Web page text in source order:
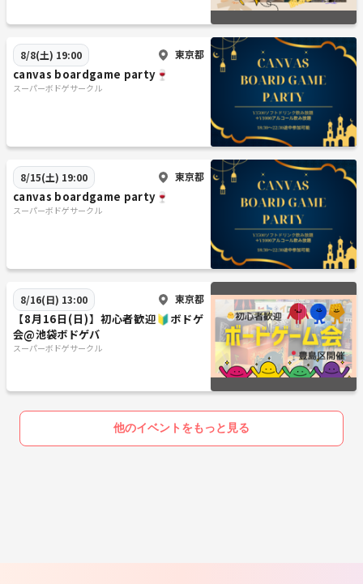
8/8(土) 19:00 東京都
canvas boardgame party🍷
スーパーボドゲサークル
8/15(土) 19:00 東京都
canvas boardgame party🍷
スーパーボドゲサークル
8/16(日) 13:00 東京都
【8月16日(日)】初心者歓迎🔰ボドゲ
会@池袋ボドゲバ
スーパーボドゲサークル
他のイベントをもっと見る